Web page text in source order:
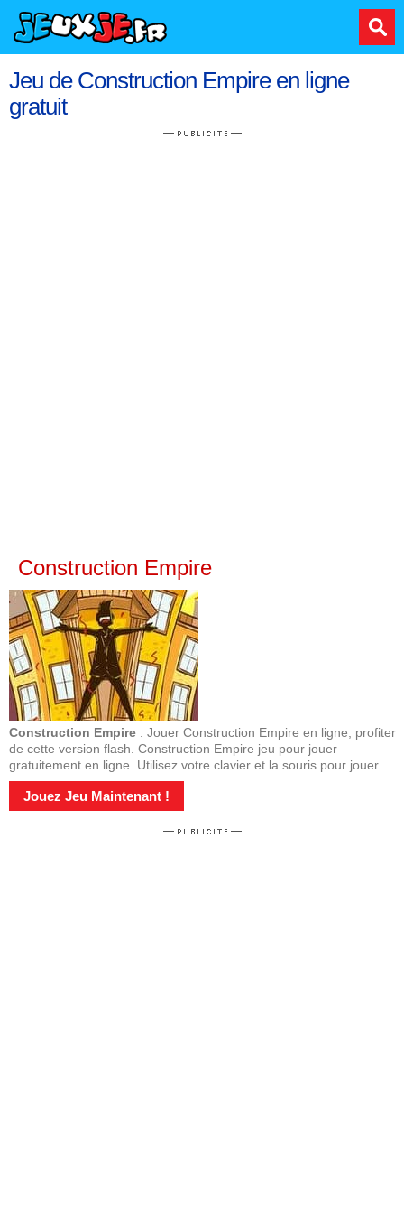
Jeu de Construction Empire en ligne
gratuit
Construction Empire
Construction Empire : Jouer Construction Empire en ligne, profiter
de cette version flash. Construction Empire jeu pour jouer
gratuitement en ligne. Utilisez votre clavier et la souris pour jouer
Jouez Jeu Maintenant !